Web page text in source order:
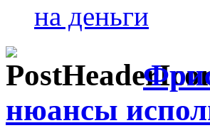
на деньги
нюансы